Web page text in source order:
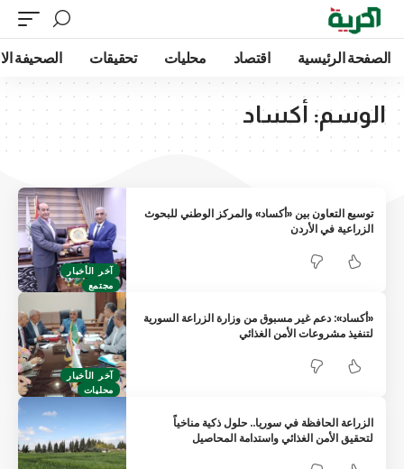
الصفحة الرئيسية اقتصاد محليات تحقيقات الصحيفة
الوسم: أكساد
آخر الأخبار
مجتمع
توسيع التعاون بين «أكساد» والمركز الوطني للبحوث
الزراعية في الأردن
آخر الأخبار
محليات
«أكساد»: دعم غير مسبوق من وزارة الزراعة السورية
لتنفيذ مشروعات الأمن الغذائي
الزراعة الحافظة في سوريا.. حلول ذكية مناخياً
لتحقيق الأمن الغذائي واستدامة المحاصيل